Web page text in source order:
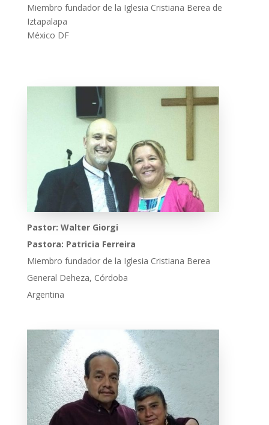
Miembro fundador de la Iglesia Cristiana Berea de
Iztapalapa
México DF
Pastor: Walter Giorgi
Pastora: Patricia Ferreira
Miembro fundador de la Iglesia Cristiana Berea
General Deheza, Córdoba
Argentina